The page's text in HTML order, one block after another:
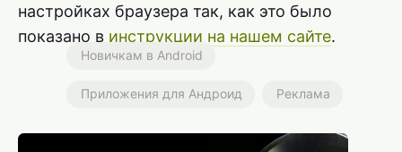
настройках браузера так, как это было
показано в инструкции на нашем сайте.
Новичкам в Android
Приложения для Андроид Реклама